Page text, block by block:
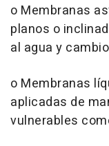
o Membranas
planos o
al agua y
o Membranas
aplicadas de
vulnerables